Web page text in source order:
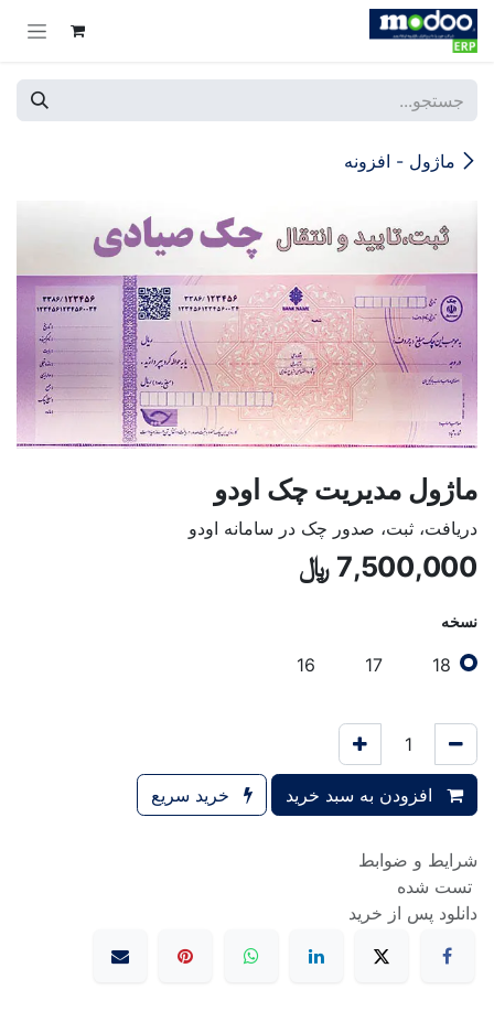
Skip to Content
ماژول - افزونه
ماژول مدیریت چک اودو
دریافت، ثبت، صدور چک در سامانه اودو
7,500,000 ﷼
نسخه
18
17
16
افزودن به سبد خرید خرید سریع
شرایط و ضوابط
تست شده
دانلود پس از خرید